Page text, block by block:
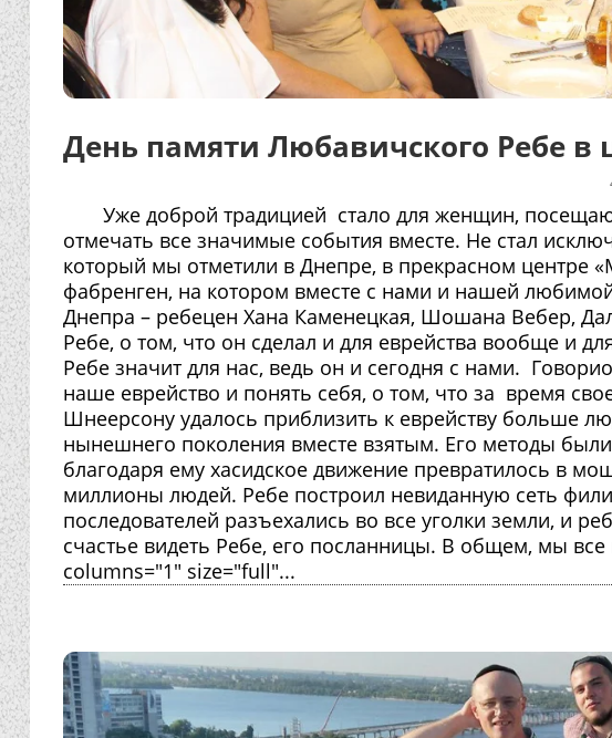
День памяти Любавичского Ребе в
Уже доброй традицией стало для женщин,
отмечать все значимые события вместе. Не стал
который мы отметили в Днепре, в прекрасном центре
фабренген, на котором вместе с нами и нашей
Днепра – ребецен Хана Каменецкая, Шошана Вебер,
Ребе, о том, что он сделал и для еврейства вообще и
Ребе значит для нас, ведь он и сегодня с нами.
наше еврейство и понять себя, о том, что за время
Шнеерсону удалось приблизить к еврейству больше
нынешнего поколения вместе взятым. Его методы
благодаря ему хасидское движение превратилось в
миллионы людей. Ребе построил невиданную сеть
последователей разъехались во все уголки земли, и
счастье видеть Ребе, его посланницы. В общем, мы
columns="1" size="full"...